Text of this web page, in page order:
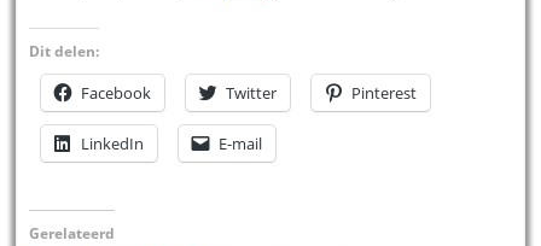
Dit delen:
Facebook Twitter Pinterest
LinkedIn E-mail
Gerelateerd